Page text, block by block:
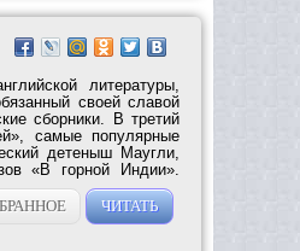
литературы,
своей славой
сборники. В третий
самые популярные
детеныш Маугли,
«В горной Индии».
ЧИТАТЬ